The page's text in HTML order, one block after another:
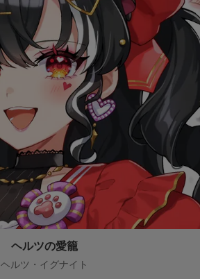
ヘルツの愛籠
ヘルツ・イグナイト